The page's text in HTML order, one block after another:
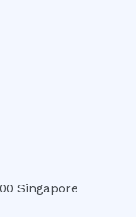
Singapore